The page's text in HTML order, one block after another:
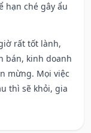
hạn ché gây ẩu
rất tốt lành,
bán, kinh doanh
mừng. Mọi việc
thì sẽ khỏi, gia